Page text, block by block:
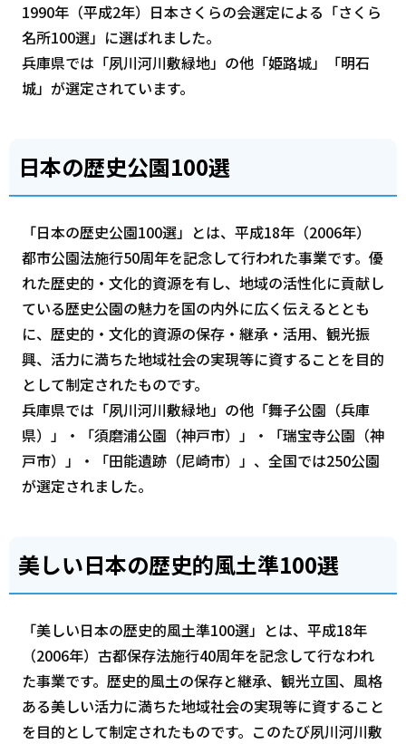
1990年（平成2年）日本さくらの会選定による「さくら
名所100選」に選ばれました。
兵庫県では「夙川河川敷緑地」の他「姫路城」「明石
城」が選定されています。
日本の歴史公園100選
「日本の歴史公園100選」とは、平成18年（2006年）
都市公園法施行50周年を記念して行われた事業です。優
れた歴史的・文化的資源を有し、地域の活性化に貢献し
ている歴史公園の魅力を国の内外に広く伝えるととも
に、歴史的・文化的資源の保存・継承・活用、観光振
興、活力に満ちた地域社会の実現等に資することを目的
として制定されたものです。
兵庫県では「夙川河川敷緑地」の他「舞子公園（兵庫
県）」・「須磨浦公園（神戸市）」・「瑞宝寺公園（神
戸市）」・「田能遺跡（尼崎市）」、全国では250公園
が選定されました。
美しい日本の歴史的風土準100選
「美しい日本の歴史的風土準100選」とは、平成18年
（2006年）古都保存法施行40周年を記念して行なわれ
た事業です。歴史的風土の保存と継承、観光立国、風格
ある美しい活力に満ちた地域社会の実現等に資すること
を目的として制定されたものです。このたび夙川河川敷